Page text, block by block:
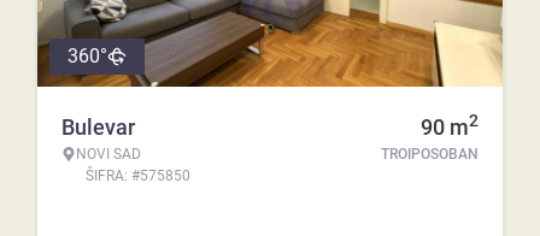
360°
Bulevar
NOVI SAD
ŠIFRA: #575850
90 m2
TROIPOSOBAN